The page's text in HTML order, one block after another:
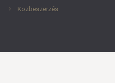
Közbeszerzés